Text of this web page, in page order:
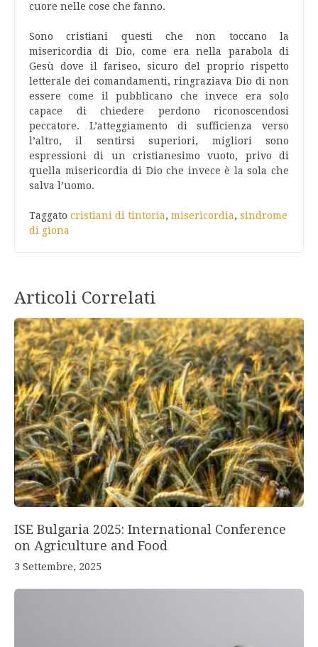
cuore nelle cose che fanno.
Sono cristiani questi che non toccano la
misericordia di Dio, come era nella parabola di
Gesù dove il fariseo, sicuro del proprio rispetto
letterale dei comandamenti, ringraziava Dio di non
essere come il pubblicano che invece era solo
capace di chiedere perdono riconoscendosi
peccatore. L’atteggiamento di sufficienza verso
l’altro, il sentirsi superiori, migliori sono
espressioni di un cristianesimo vuoto, privo di
quella misericordia di Dio che invece è la sola che
salva l’uomo.
Taggato cristiani di tintoria, misericordia, sindrome
di giona
Articoli Correlati
ISE Bulgaria 2025: International Conference
on Agriculture and Food
3 Settembre, 2025